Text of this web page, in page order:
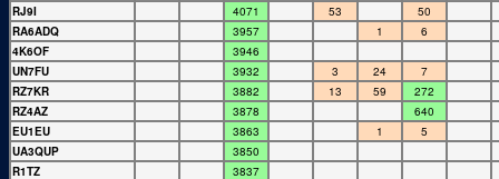
RJ9I
4071 53
50
RA6ADQ
3957 1
6
4K6OF
3946
UN7FU
3932 3 24
7
RZ7KR
3882 13 59
272
RZ4AZ
3878
640
EU1EU
3863 1
5
UA3QUP
3850
R1TZ
3837